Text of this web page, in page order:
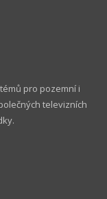
pro pozemní i
televizních